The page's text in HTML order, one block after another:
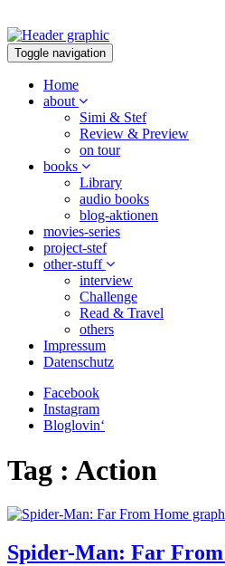
Toggle navigation
Home
about
Simi & Stef
Review & Preview
on tour
books
Library
audio books
blog-aktionen
movies-series
project-stef
other-stuff
interview
Challenge
Read & Travel
others
Impressum
Datenschutz
Facebook
Instagram
Bloglovin‘
Tag : Action
Spider-Man: Far